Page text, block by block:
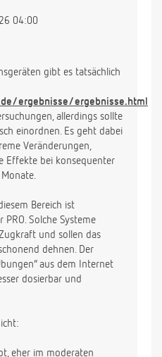
04:00
gibt es tatsächlich
ergebnisse/ergebnisse.html
allerdings sollte
einordnen. Es geht dabei
Veränderungen,
Effekte bei konsequenter
Bereich ist
PRO. Solche Systeme
und sollen das
dehnen. Der
aus dem Internet
dosierbar und
eher im moderaten